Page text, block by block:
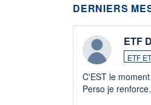
DERNIERS
ETF
ETF
C'EST le
Perso je